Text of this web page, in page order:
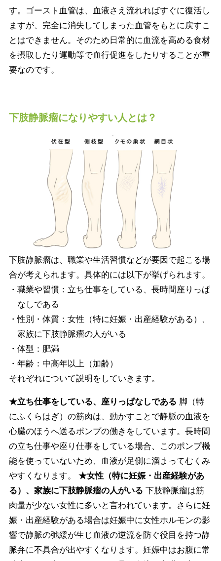
す。ゴースト血管は、血液さえ流れればすぐに復活し
ますが、完全に消失してしまった血管をもとに戻すこ
とはできません。そのため日常的に血流を高める食材
を摂取したり運動等で血行促進をしたりすることが重
要なのです。
下肢静脈瘤になりやすい人とは？
下肢静脈瘤は、職業や生活習慣などが要因で起こる場
合が考えられます。具体的には以下が挙げられます。
・職業や習慣：立ち仕事をしている、長時間座りっぱ
なしである
・性別・体質：女性（特に妊娠・出産経験がある）、
家族に下肢静脈瘤の人がいる
・体型：肥満
・年齢：中高年以上（加齢）
それぞれについて説明をしていきます。
★立ち仕事をしている、座りっぱなしである 脚（特
にふくらはぎ）の筋肉は、動かすことで静脈の血液を
心臓のほうへ送るポンプの働きをしています。長時間
の立ち仕事や座り仕事をしている場合、このポンプ機
能を使っていないため、血液が足側に溜まってむくみ
やすくなります。 ★女性（特に妊娠・出産経験があ
る）、家族に下肢静脈瘤の人がいる 下肢静脈瘤は筋
肉量が少ない女性に多いと言われています。さらに妊
娠・出産経験がある場合は妊娠中に女性ホルモンの影
響で静脈の弛緩が生じ血液の逆流を防ぐ役目を持つ静
脈弁に不具合が出やすくなります。妊娠中はお腹に常